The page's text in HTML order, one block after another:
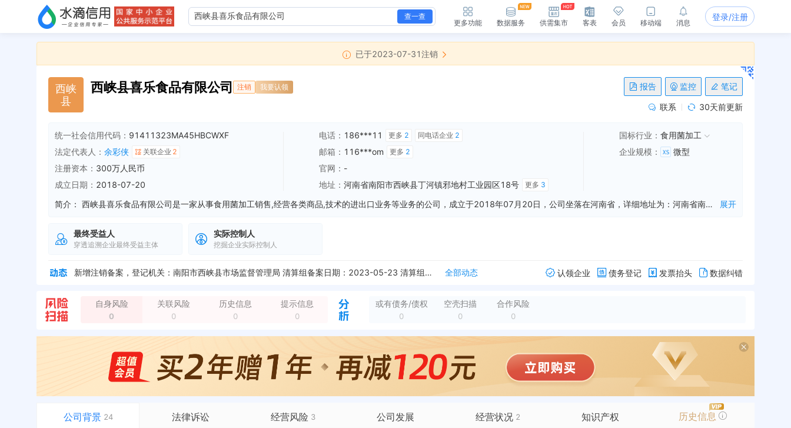
查一查
更多功能 数据服务 供需集市 客表 会员 移动端 消息
登录/注册
已于2023-07-31注销
西峡
县
西峡县喜乐食品有限公司 注销 我要认领 报告 监控 笔记
联系 30天前更新
统一社会信用代码： 91411323MA45HBCWXF
法定代表人： 余彩侠 关联企业 2
注册资本： 300万人民币
成立日期： 2018-07-20
电话： 186***11 更多 2 同电话企业 2
邮箱： 116***om 更多 2
官网： -
地址： 河南省南阳市西峡县丁河镇邪地村工业园区18号 更多 3
国标行业： 食用菌加工
企业规模 ： 微型
简介： 西峡县喜乐食品有限公司是一家从事食用菌加工销售,经营各类商品,技术的进出口业务等业务的公司，成立于2018年07月20日，公司坐落在河南省，详细地址为：河南省南阳市西峡县丁河镇邪地村工业园区18号;经国家企业信用信息公示系统查询得知，西峡县喜乐食品有限公司的信用代码/税号为91411323MA45HBCWXF，法人是余彩侠，注册资本为300.000000万人民币，企业的经营范围为:食用菌加工、销售；经营各类商品及技术的进出口业务（国家禁止和限定经营的商品及技术除外） 展开
最终受益人
穿透追溯企业最终受益主体
实际控制人
挖掘企业实际控制人
新增注销备案，登记机关：南阳市西峡县市场监督管理局
全部动态
新增注销备案，登记机关：南阳市西峡县市场监督管理局
全部动态
认领企业 债务登记 发票抬头 数据纠错
自身风险
0
关联风险
0
历史信息
0
提示信息
0
或有债务/债权
0
空壳扫描
0
合作风险
0
公司背景 24 法律诉讼 经营风险 3 公司发展 经营状况 2 知识产权 历史信息